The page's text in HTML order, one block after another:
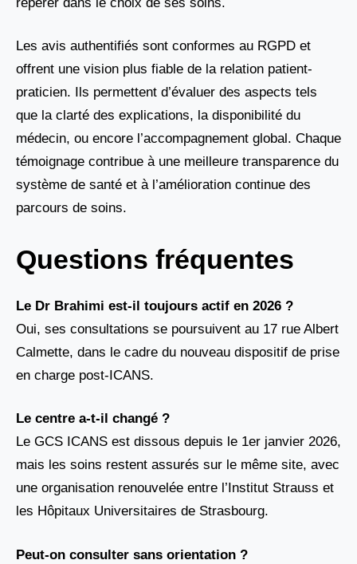
Les avis authentifiés sont conformes au RGPD et
offrent une vision plus fiable de la relation patient-
praticien. Ils permettent d’évaluer des aspects tels
que la clarté des explications, la disponibilité du
médecin, ou encore l’accompagnement global. Chaque
témoignage contribue à une meilleure transparence du
système de santé et à l’amélioration continue des
parcours de soins.
Questions fréquentes
Le Dr Brahimi est-il toujours actif en 2026 ?
Oui, ses consultations se poursuivent au 17 rue Albert
Calmette, dans le cadre du nouveau dispositif de prise
en charge post-ICANS.
Le centre a-t-il changé ?
Le GCS ICANS est dissous depuis le 1er janvier 2026,
mais les soins restent assurés sur le même site, avec
une organisation renouvelée entre l’Institut Strauss et
les Hôpitaux Universitaires de Strasbourg.
Peut-on consulter sans orientation ?